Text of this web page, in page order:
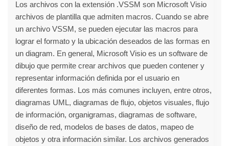
Los archivos con la extensión .VSSM son Microsoft Visio
archivos de plantilla que admiten macros. Cuando se abre
un archivo VSSM, se pueden ejecutar las macros para
lograr el formato y la ubicación deseados de las formas en
un diagram. En general, Microsoft Visio es un software de
dibujo que permite crear archivos que pueden contener y
representar información definida por el usuario en
diferentes formas. Los más comunes incluyen, entre otros,
diagramas UML, diagramas de flujo, objetos visuales, flujo
de información, organigramas, diagramas de software,
diseño de red, modelos de bases de datos, mapeo de
objetos y otra información similar. Los archivos generados